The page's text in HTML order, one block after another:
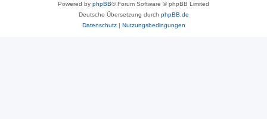
Powered by phpBB® Forum Software © phpBB Limited
Deutsche Übersetzung durch phpBB.de
Datenschutz| Nutzungsbedingungen